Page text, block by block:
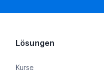
Lösungen
Kurse